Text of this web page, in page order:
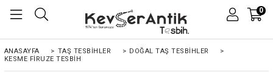
0
ANASAYFA > TAŞ TESBİHLER > DOĞAL TAŞ TESBİHLER
>
KESME FIRUZE TESBIH